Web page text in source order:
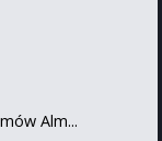
Alm...